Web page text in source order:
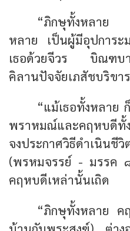
“ภิกษุทั้งหลาย
หลาย เป็นผู้มีอุปการะ
เธอด้วยจีวร บิณ
คิลานปัจจัยเภสัชบริขาร
“แม้เธอทั้งหลาย
พราหมณ์และคฤหบดีทั้
จงประกาศวิธีดำเนินชีวิ
(พรหมจรรย์ - มรรค
คฤหบดีเหล่านั้นเถิด
“ภิกษุทั้งหลาย ค